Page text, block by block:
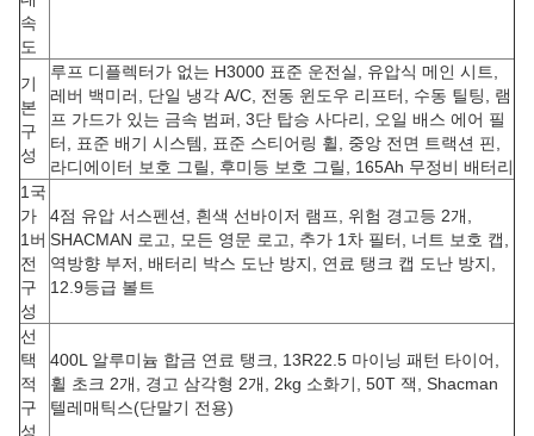
속
도
기
본
구
성
루프 디플렉터가 없는 H3000 표준 운전실, 유압식 메인 시트,
레버 백미러, 단일 냉각 A/C, 전동 윈도우 리프터, 수동 틸팅, 램
프 가드가 있는 금속 범퍼, 3단 탑승 사다리, 오일 배스 에어 필
터, 표준 배기 시스템, 표준 스티어링 휠, 중앙 전면 트랙션 핀,
라디에이터 보호 그릴, 후미등 보호 그릴, 165Ah 무정비 배터리
1국
가
1버
전
구
성
4점 유압 서스펜션, 흰색 선바이저 램프, 위험 경고등 2개,
SHACMAN 로고, 모든 영문 로고, 추가 1차 필터, 너트 보호 캡,
역방향 부저, 배터리 박스 도난 방지, 연료 탱크 캡 도난 방지,
12.9등급 볼트
선
택
적
구
성
400L 알루미늄 합금 연료 탱크, 13R22.5 마이닝 패턴 타이어,
휠 초크 2개, 경고 삼각형 2개, 2kg 소화기, 50T 잭, Shacman
텔레매틱스(단말기 전용)